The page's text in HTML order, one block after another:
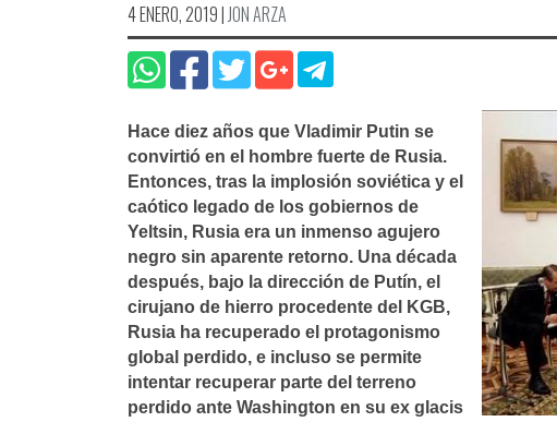
4 ENERO, 2019|JON ARZA
Hace diez años que Vladimir Putin se
convirtió en el hombre fuerte de Rusia.
Entonces, tras la implosión soviética y el
caótico legado de los gobiernos de
Yeltsin, Rusia era un inmenso agujero
negro sin aparente retorno. Una década
después, bajo la dirección de Putí­n, el
cirujano de hierro procedente del KGB,
Rusia ha recuperado el protagonismo
global perdido, e incluso se permite
intentar recuperar parte del terreno
perdido ante Washington en su ex glacis